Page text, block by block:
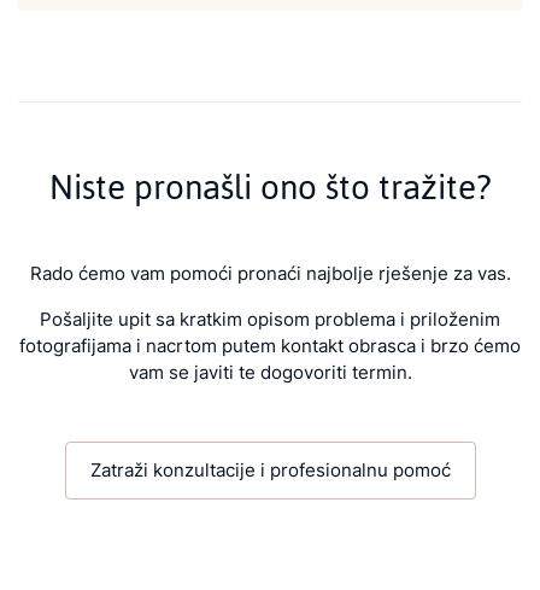
Niste pronašli ono što tražite?
Rado ćemo vam pomoći pronaći najbolje rješenje za vas.
Pošaljite upit sa kratkim opisom problema i priloženim
fotografijama i nacrtom putem kontakt obrasca i brzo ćemo
vam se javiti te dogovoriti termin.
Zatraži konzultacije i profesionalnu pomoć